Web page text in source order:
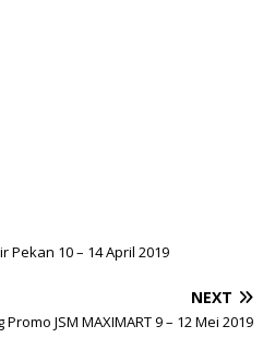
Pekan 10 – 14 April 2019
NEXT
Promo JSM MAXIMART 9 – 12 Mei 2019